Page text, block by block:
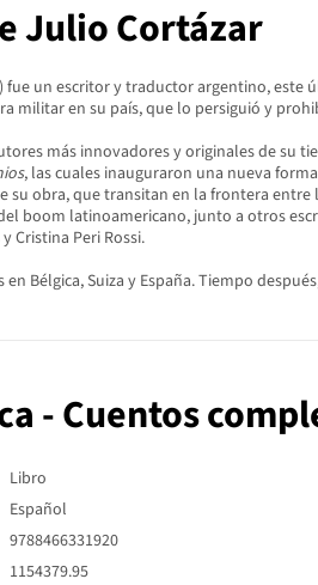
Julio Cortázar
fue un escritor y traductor argentino, este
militar en su país,​ que lo persiguió y
más innovadores y originales de su
, las cuales inauguraron una nueva
su obra, que transitan en la frontera
boom latinoamericano, junto a otros
Cristina Peri Rossi.
Bélgica, Suiza y España. Tiempo
- Cuentos
Libro
Español
9788466331920
1154379.95